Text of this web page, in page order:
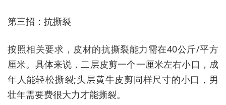
第三招：抗撕裂
按照相关要求，皮材的抗撕裂能力需在40公斤/平方
厘米。具体来说，二层皮剪一个一厘米左右小口，成
年人能轻松撕裂;头层黄牛皮剪同样尺寸的小口，男
壮年需要费很大力才能撕裂。